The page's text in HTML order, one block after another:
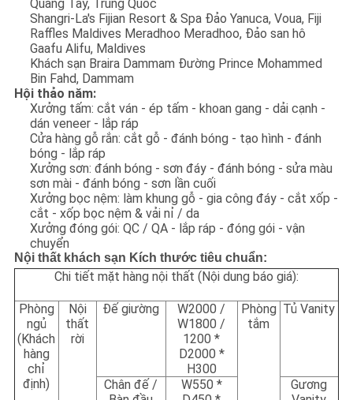
Quảng Tây, Trung Quốc
Shangri-La's Fijian Resort & Spa Đảo Yanuca, Voua, Fiji
Raffles Maldives Meradhoo Meradhoo, Đảo san hô
Gaafu Alifu, Maldives
Khách sạn Braira Dammam Đường Prince Mohammed
Bin Fahd, Dammam
Hội thảo năm:
Xưởng tấm: cắt ván - ép tấm - khoan gang - dải cạnh -
dán veneer - lắp ráp
Cửa hàng gỗ rắn: cắt gỗ - đánh bóng - tạo hình - đánh
bóng - lắp ráp
Xưởng sơn: đánh bóng - sơn đáy - đánh bóng - sửa màu
sơn mài - đánh bóng - sơn lần cuối
Xưởng bọc nệm: làm khung gỗ - gia công đáy - cắt xốp -
cắt - xốp bọc nệm & vải nỉ / da
Xưởng đóng gói: QC / QA - lắp ráp - đóng gói - vận
chuyển
Nội thất khách sạn Kích thước tiêu chuẩn:
Chi tiết mặt hàng nội thất (Nội dung báo giá):
Phòng
ngủ
(Khách
hàng
chỉ
định)
Nội
thất
rời
Đế giường
W2000 /
W1800 /
1200 *
D2000 *
H300
Phòng
tắm
Tủ Vanity
Chân đế /
W550 *
Gương